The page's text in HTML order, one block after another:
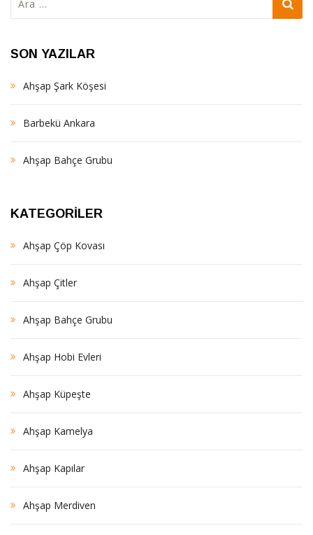
SON YAZILAR
Ahşap Şark Köşesi
Barbekü Ankara
Ahşap Bahçe Grubu
KATEGORILER
Ahşap Çöp Kovası
Ahşap Çitler
Ahşap Bahçe Grubu
Ahşap Hobi Evleri
Ahşap Küpeşte
Ahşap Kamelya
Ahşap Kapılar
Ahşap Merdiven